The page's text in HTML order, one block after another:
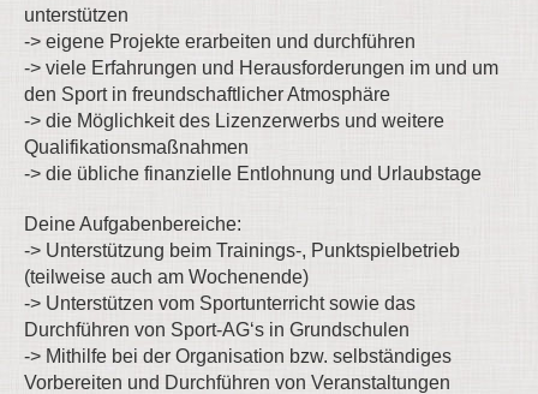
unterstützen
-> eigene Projekte erarbeiten und durchführen
-> viele Erfahrungen und Herausforderungen im und um
den Sport in freundschaftlicher Atmosphäre
-> die Möglichkeit des Lizenzerwerbs und weitere
Qualifikationsmaßnahmen
-> die übliche finanzielle Entlohnung und Urlaubstage
Deine Aufgabenbereiche:
-> Unterstützung beim Trainings-, Punktspielbetrieb
(teilweise auch am Wochenende)
-> Unterstützen vom Sportunterricht sowie das
Durchführen von Sport-AG‘s in Grundschulen
-> Mithilfe bei der Organisation bzw. selbständiges
Vorbereiten und Durchführen von Veranstaltungen